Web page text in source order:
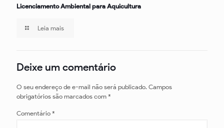
Licenciamento Ambiental para Aquicultura
Leia mais
Deixe um comentário
O seu endereço de e-mail não será publicado. Campos
obrigatórios são marcados com *
Comentário *